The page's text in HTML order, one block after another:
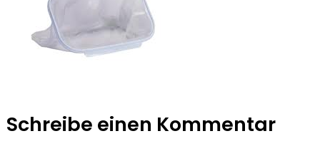
Schreibe einen Kommentar